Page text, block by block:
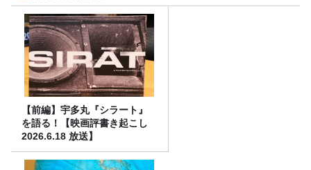
【前編】宇多丸『シラート』
を語る！【映画評書き起こし
2026.6.18 放送】